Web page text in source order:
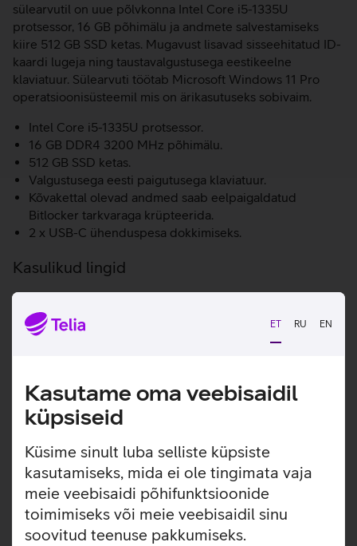
ET RU EN
Kasutame oma veebisaidil
küpsiseid
Küsime sinult luba selliste küpsiste
kasutamiseks, mida ei ole tingimata vaja
meie veebisaidi põhifunktsioonide
toimimiseks või meie veebisaidil sinu
soovitud teenuse pakkumiseks.
sülearvutil on uue põlvkonna Intel Core i5-1335U
protsessor, 16 GB põhimälu ja andmete salvestamiseks
kiire 512 GB SSD ketas. Mugavust lisavad sisseehitatud ID-
kaardi lugeja ning taustavalgustusega eestikeelne
klaviatuur. Sülearvuti töötab Microsoft Windows 11 Pro
operatsioonisüsteemil mis on ärikasutuseks sobivaim.
Intel Core i5-1335U protsessor.
16 GB DDR4 3200 MHz põhimälu.
512 GB SSD ketas.
Valgustusega eesti paigutusega klaviatuur.
Kõvakettal olevad andmed saab eelpaigaldatud
Bitlocker tarkvaraga krüpteerida.
2 x USB-C ühenduspesa dokkimiseks.
Kasulikud lingid
Tutvu sülearvuti Dell Latitude 5440 omaduste ja
kasutusviisidega tootja kodulehel
Tootja kasutusjuhend sülearvutile Dell Latitude
Seotud artiklid ja videod